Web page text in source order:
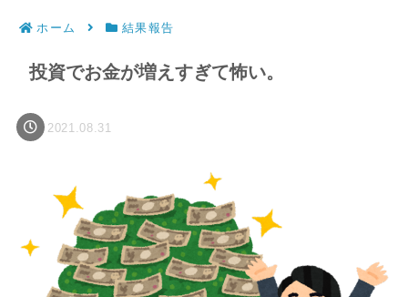
ホーム 結果報告
投資でお金が増えすぎて怖い。
2021.08.31